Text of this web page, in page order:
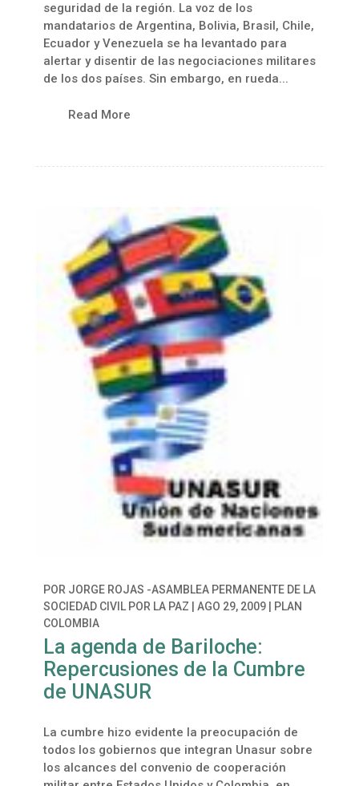
seguridad de la región. La voz de los
mandatarios de Argentina, Bolivia, Brasil, Chile,
Ecuador y Venezuela se ha levantado para
alertar y disentir de las negociaciones militares
de los dos países. Sin embargo, en rueda...
Read More
POR JORGE ROJAS -ASAMBLEA PERMANENTE DE LA
SOCIEDAD CIVIL POR LA PAZ
AGO 29, 2009|
PLAN
COLOMBIA
La agenda de Bariloche:
Repercusiones de la Cumbre
de UNASUR
La cumbre hizo evidente la preocupación de
todos los gobiernos que integran Unasur sobre
los alcances del convenio de cooperación